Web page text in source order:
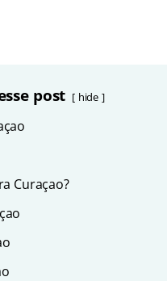
post hide
Curaçao?